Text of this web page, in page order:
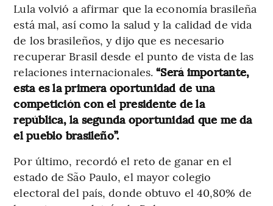
Lula volvió a afirmar que la economía brasileña
está mal, así como la salud y la calidad de vida
de los brasileños, y dijo que es necesario
recuperar Brasil desde el punto de vista de las
relaciones internacionales.“Será importante,
esta es la primera oportunidad de una
competición con el presidente de la
república, la segunda oportunidad que me da
el pueblo brasileño”.
Por último, recordó el reto de ganar en el
estado de São Paulo, el mayor colegio
electoral del país, donde obtuvo el 40,80% de